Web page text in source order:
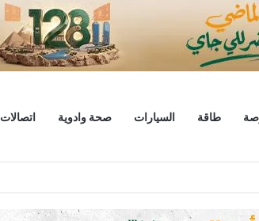
طاقة السيارات صحة وادوية اتصالات
وتعزيز الشراكات وتوفير التمويلات المبتكرة للمشروعات